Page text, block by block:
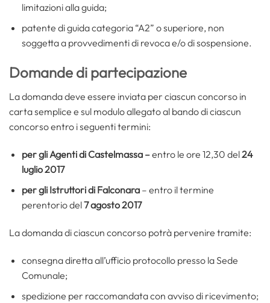
limitazioni alla guida;
patente di guida categoria “A2” o superiore, non
soggetta a provvedimenti di revoca e/o di sospensione.
Domande di partecipazione
La domanda deve essere inviata per ciascun concorso in
carta semplice e sul modulo allegato al bando di ciascun
concorso entro i seguenti termini:
per gli Agenti di Castelmassa –entro le ore 12,30 del24
luglio 2017
per gli Istruttori di Falconara– entro il termine
perentorio del7 agosto 2017
La domanda di ciascun concorso potrà pervenire tramite:
consegna diretta all’ufficio protocollo presso la Sede
Comunale;
spedizione per raccomandata con avviso di ricevimento;